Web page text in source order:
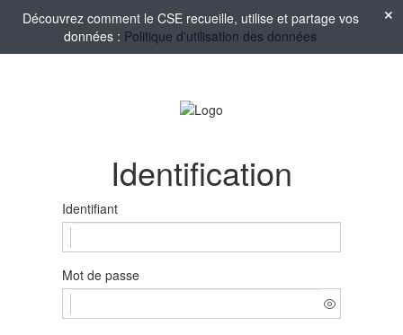
Découvrez comment le CSE recueille, utilise et partage vos
données : Politique d'utilisation des données
Identification
Identifiant
Mot de passe